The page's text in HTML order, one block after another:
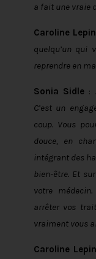
a fait une vraie
Caroline
quelqu’un qui
reprendre en
Sonia Sidle :
C’est un
coup. Vous
douce, en
intégrant des
bien-être. Et
votre
arrêter vos
vraiment vous
Caroline